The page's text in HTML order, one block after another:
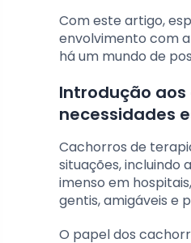
Com este artigo,
envolvimento com
há um mundo de
Introdução
necessidades
Cachorros de
situações, incluindo
imenso em
gentis, amigáveis e
O papel dos